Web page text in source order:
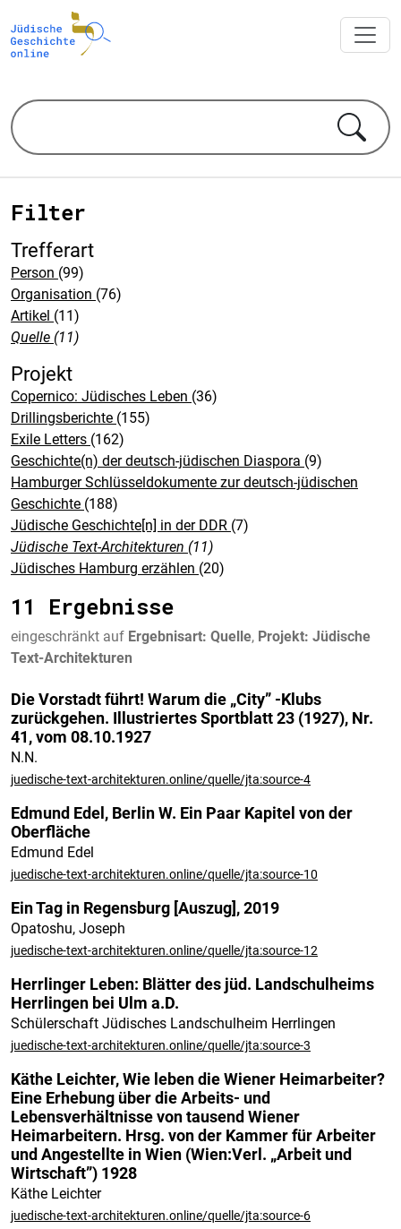
Filter
Trefferart
Person (99)
Organisation (76)
Artikel (11)
Quelle (11)
Projekt
Copernico: Jüdisches Leben (36)
Drillingsberichte (155)
Exile Letters (162)
Geschichte(n) der deutsch-jüdischen Diaspora (9)
Hamburger Schlüsseldokumente zur deutsch-jüdischen
Geschichte (188)
Jüdische Geschichte[n] in der DDR (7)
Jüdische Text-Architekturen (11)
Jüdisches Hamburg erzählen (20)
11 Ergebnisse
eingeschränkt auf Ergebnisart: Quelle, Projekt: Jüdische
Text-Architekturen
Die Vorstadt führt! Warum die „City” -Klubs
zurückgehen. Illustriertes Sportblatt 23 (1927), Nr.
41, vom 08.10.1927
N.N.
juedische-text-architekturen.online/quelle/jta:source-4
Edmund Edel, Berlin W. Ein Paar Kapitel von der
Oberfläche
Edmund Edel
juedische-text-architekturen.online/quelle/jta:source-10
Ein Tag in Regensburg [Auszug], 2019
Opatoshu, Joseph
juedische-text-architekturen.online/quelle/jta:source-12
Herrlinger Leben: Blätter des jüd. Landschulheims
Herrlingen bei Ulm a.D.
Schülerschaft Jüdisches Landschulheim Herrlingen
juedische-text-architekturen.online/quelle/jta:source-3
Käthe Leichter, Wie leben die Wiener Heimarbeiter?
Eine Erhebung über die Arbeits- und
Lebensverhältnisse von tausend Wiener
Heimarbeitern. Hrsg. von der Kammer für Arbeiter
und Angestellte in Wien (Wien:Verl. „Arbeit und
Wirtschaft”) 1928
Käthe Leichter
juedische-text-architekturen.online/quelle/jta:source-6